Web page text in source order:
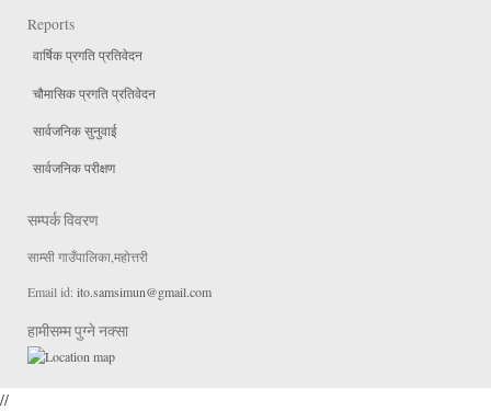
Reports
वार्षिक प्रगति प्रतिवेदन
चौमासिक प्रगति प्रतिवेदन
सार्वजनिक सुनुवाई
सार्वजनिक परीक्षण
सम्पर्क विवरण
साम्सी गाउँपालिका,महोत्तरी
Email id: ito.samsimun@gmail.com
हामीसम्म पुग्ने नक्सा
//